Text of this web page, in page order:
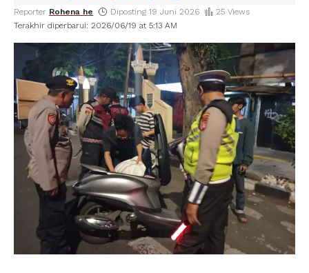
Terakhir diperbarui: 2026/06/19 at 5:13 AM
Reporter Rohena he Diposting 19 Juni 2026 25 Views